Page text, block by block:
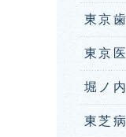
東京
東京
堀ノ
東芝